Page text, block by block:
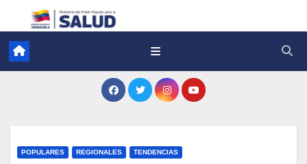
POPULARES REGIONALES TENDENCIAS